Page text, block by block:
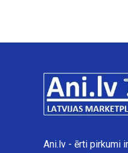
Ani.lv - ērti pirkumi